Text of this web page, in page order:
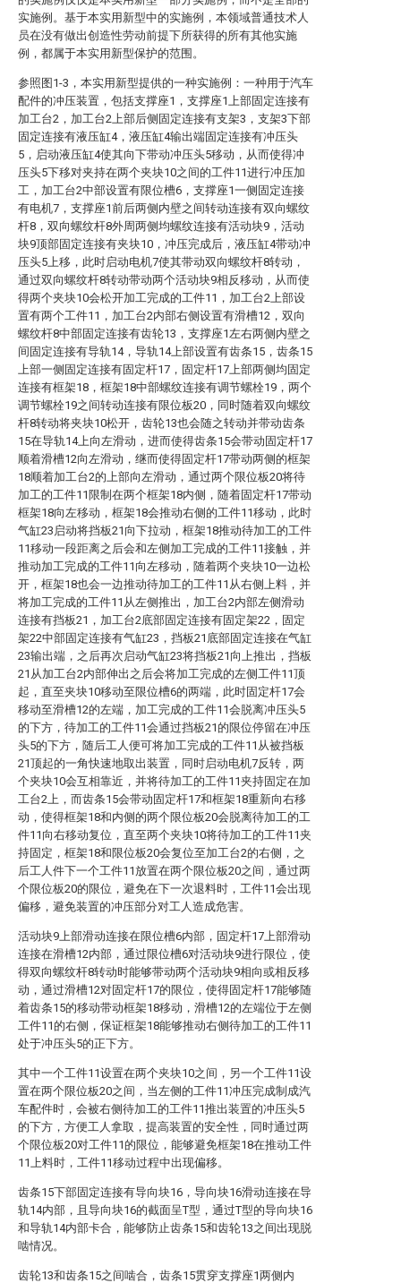
实施例。基于本实用新型中的实施例，本领域普通技术人
员在没有做出创造性劳动前提下所获得的所有其他实施
例，都属于本实用新型保护的范围。
参照图1-3，本实用新型提供的一种实施例：一种用于汽车
配件的冲压装置，包括支撑座1，支撑座1上部固定连接有
加工台2，加工台2上部后侧固定连接有支架3，支架3下部
固定连接有液压缸4，液压缸4输出端固定连接有冲压头
5，启动液压缸4使其向下带动冲压头5移动，从而使得冲
压头5下移对夹持在两个夹块10之间的工件11进行冲压加
工，加工台2中部设置有限位槽6，支撑座1一侧固定连接
有电机7，支撑座1前后两侧内壁之间转动连接有双向螺纹
杆8，双向螺纹杆8外周两侧均螺纹连接有活动块9，活动
块9顶部固定连接有夹块10，冲压完成后，液压缸4带动冲
压头5上移，此时启动电机7使其带动双向螺纹杆8转动，
通过双向螺纹杆8转动带动两个活动块9相反移动，从而使
得两个夹块10会松开加工完成的工件11，加工台2上部设
置有两个工件11，加工台2内部右侧设置有滑槽12，双向
螺纹杆8中部固定连接有齿轮13，支撑座1左右两侧内壁之
间固定连接有导轨14，导轨14上部设置有齿条15，齿条15
上部一侧固定连接有固定杆17，固定杆17上部两侧均固定
连接有框架18，框架18中部螺纹连接有调节螺栓19，两个
调节螺栓19之间转动连接有限位板20，同时随着双向螺纹
杆8转动将夹块10松开，齿轮13也会随之转动并带动齿条
15在导轨14上向左滑动，进而使得齿条15会带动固定杆17
顺着滑槽12向左滑动，继而使得固定杆17带动两侧的框架
18顺着加工台2的上部向左滑动，通过两个限位板20将待
加工的工件11限制在两个框架18内侧，随着固定杆17带动
框架18向左移动，框架18会推动右侧的工件11移动，此时
气缸23启动将挡板21向下拉动，框架18推动待加工的工件
11移动一段距离之后会和左侧加工完成的工件11接触，并
推动加工完成的工件11向左移动，随着两个夹块10一边松
开，框架18也会一边推动待加工的工件11从右侧上料，并
将加工完成的工件11从左侧推出，加工台2内部左侧滑动
连接有挡板21，加工台2底部固定连接有固定架22，固定
架22中部固定连接有气缸23，挡板21底部固定连接在气缸
23输出端，之后再次启动气缸23将挡板21向上推出，挡板
21从加工台2内部伸出之后会将加工完成的左侧工件11顶
起，直至夹块10移动至限位槽6的两端，此时固定杆17会
移动至滑槽12的左端，加工完成的工件11会脱离冲压头5
的下方，待加工的工件11会通过挡板21的限位停留在冲压
头5的下方，随后工人便可将加工完成的工件11从被挡板
21顶起的一角快速地取出装置，同时启动电机7反转，两
个夹块10会互相靠近，并将待加工的工件11夹持固定在加
工台2上，而齿条15会带动固定杆17和框架18重新向右移
动，使得框架18和内侧的两个限位板20会脱离待加工的工
件11向右移动复位，直至两个夹块10将待加工的工件11夹
持固定，框架18和限位板20会复位至加工台2的右侧，之
后工人件下一个工件11放置在两个限位板20之间，通过两
个限位板20的限位，避免在下一次退料时，工件11会出现
偏移，避免装置的冲压部分对工人造成危害。
活动块9上部滑动连接在限位槽6内部，固定杆17上部滑动
连接在滑槽12内部，通过限位槽6对活动块9进行限位，使
得双向螺纹杆8转动时能够带动两个活动块9相向或相反移
动，通过滑槽12对固定杆17的限位，使得固定杆17能够随
着齿条15的移动带动框架18移动，滑槽12的左端位于左侧
工件11的右侧，保证框架18能够推动右侧待加工的工件11
处于冲压头5的正下方。
其中一个工件11设置在两个夹块10之间，另一个工件11设
置在两个限位板20之间，当左侧的工件11冲压完成制成汽
车配件时，会被右侧待加工的工件11推出装置的冲压头5
的下方，方便工人拿取，提高装置的安全性，同时通过两
个限位板20对工件11的限位，能够避免框架18在推动工件
11上料时，工件11移动过程中出现偏移。
齿条15下部固定连接有导向块16，导向块16滑动连接在导
轨14内部，且导向块16的截面呈T型，通过T型的导向块16
和导轨14内部卡合，能够防止齿条15和齿轮13之间出现脱
啮情况。
齿轮13和齿条15之间啮合，齿条15贯穿支撑座1两侧内